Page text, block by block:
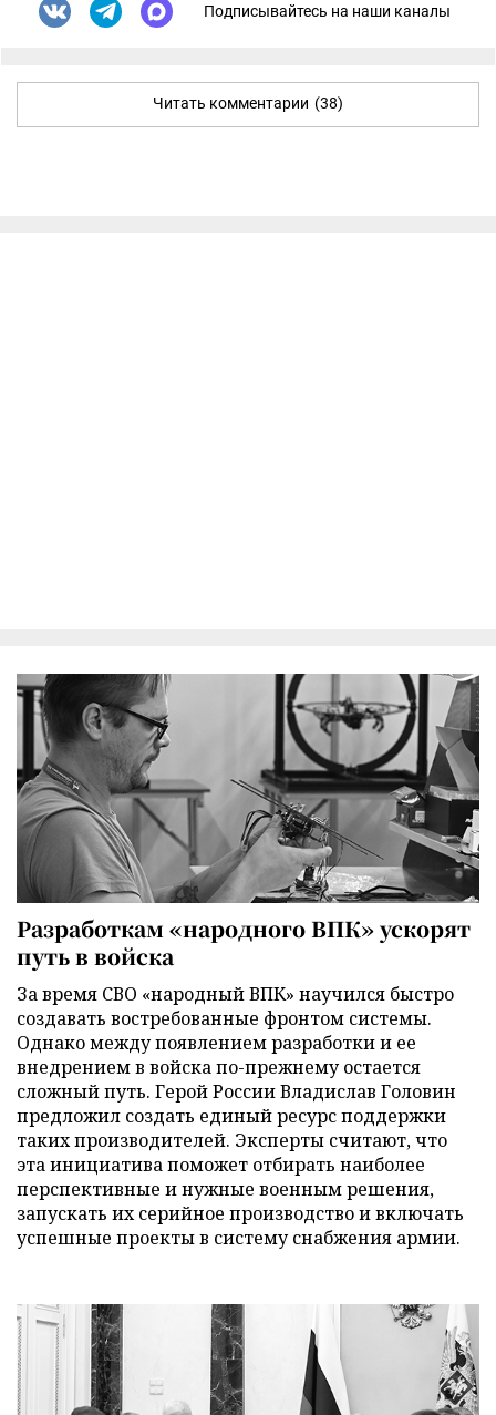
Подписывайтесь на наши каналы
Читать комментарии (38)
Разработкам «народного ВПК» ускорят
путь в войска
За время СВО «народный ВПК» научился быстро
создавать востребованные фронтом системы.
Однако между появлением разработки и ее
внедрением в войска по-прежнему остается
сложный путь. Герой России Владислав Головин
предложил создать единый ресурс поддержки
таких производителей. Эксперты считают, что
эта инициатива поможет отбирать наиболее
перспективные и нужные военным решения,
запускать их серийное производство и включать
успешные проекты в систему снабжения армии.